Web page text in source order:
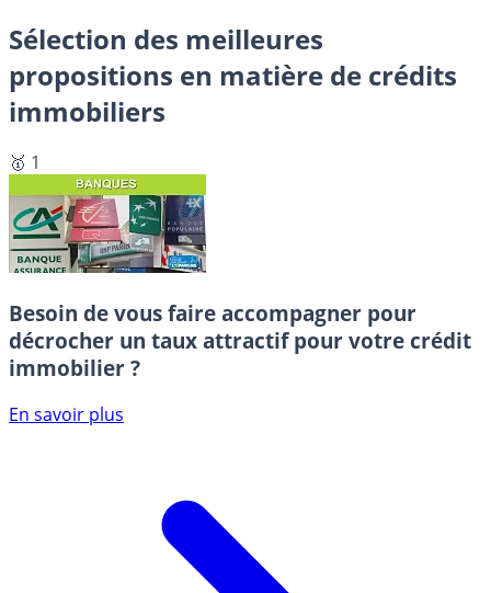
Sélection des meilleures
propositions en matière de crédits
immobiliers
🥇 1
Besoin de vous faire accompagner pour
décrocher un taux attractif pour votre crédit
immobilier ?
En savoir plus